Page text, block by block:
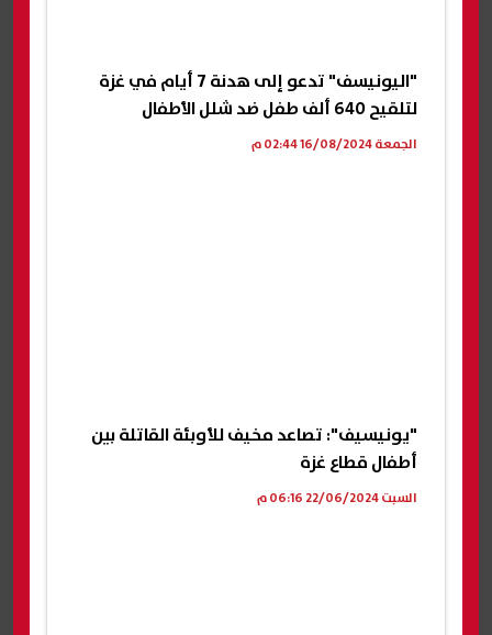
"اليونيسف" تدعو إلى هدنة 7 أيام في غزة
لتلقيح 640 ألف طفل ضد شلل الأطفال
الجمعة 16/08/2024 02:44 م
"يونيسيف": تصاعد مخيف للأوبئة القاتلة بين
أطفال قطاع غزة
السبت 22/06/2024 06:16 م